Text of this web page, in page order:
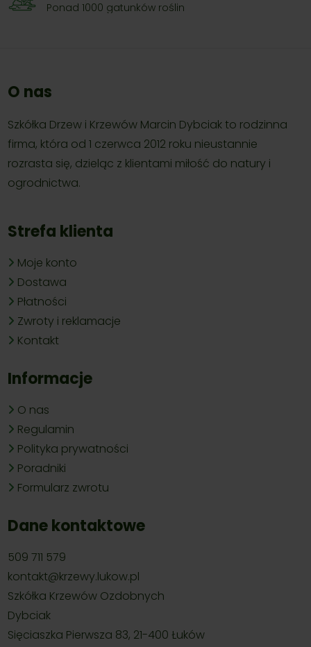
Ponad 1000 gatunków roślin
O nas
Szkółka Drzew i Krzewów Marcin Dybciak to rodzinna
firma, która od 1 czerwca 2012 roku nieustannie
rozrasta się, dzieląc z klientami miłość do natury i
ogrodnictwa.
Strefa klienta
Moje konto
Dostawa
Płatności
Zwroty i reklamacje
Kontakt
Informacje
O nas
Regulamin
Polityka prywatności
Poradniki
Formularz zwrotu
Dane kontaktowe
509 711 579
kontakt@krzewy.lukow.pl
Szkółka Krzewów Ozdobnych
Dybciak
Sięciaszka Pierwsza 83, 21-400 Łuków